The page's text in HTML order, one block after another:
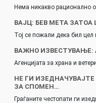
Нема никакво рационално
ВАЈЦ: БЕВ МЕТА
Тој се пожали дека бил цел
ВАЖНО ИЗВЕСТУВАЊЕ:
Агенцијата за храна и
НЕ ГИ
ЗА СПОМЕН…
Граѓаните честопати ги